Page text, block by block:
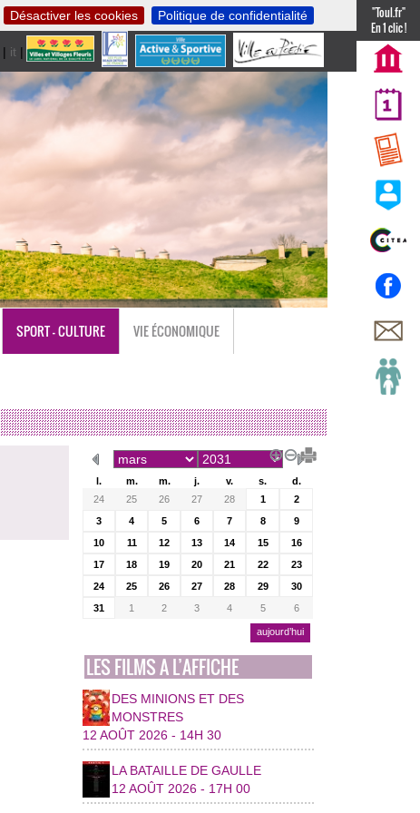
Désactiver les cookies Politique de confidentialité
| it |nl
"Toul.fr"
En 1 clic !
SPORT - CULTURE VIE ÉCONOMIQUE
l. m. m. j. v. s.
d.
24
25 26 27 28 1
2
3
4 5 6 7 8
9
10
11 12 13 14 15
16
17
18 19 20 21 22
23
24
25 26 27 28 29
30
31
1 2 3 4 5 6
aujourd’hui
LES FILMS A L’AFFICHE
DES MINIONS ET DES
MONSTRES
12 AOÛT 2026 - 14H 30
LA BATAILLE DE GAULLE
12 AOÛT 2026 - 17H 00